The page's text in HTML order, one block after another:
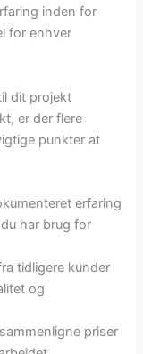
inden for
for enhver
dit projekt
er der flere
punkter at
erfaring
har brug for
tidligere kunder
og
priser